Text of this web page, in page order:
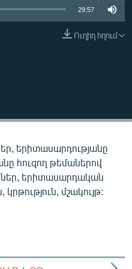
29:57
Ուղիղ հղում
երիտասարդությանը
հուզող թեմաներով
երիտասարդական
մշակույթ: